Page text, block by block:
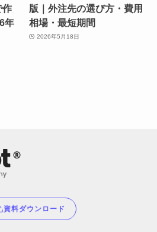
作
年
版｜外注先の選び方・費用
相場・最短期間
2026年5月18日
資料ダウンロード